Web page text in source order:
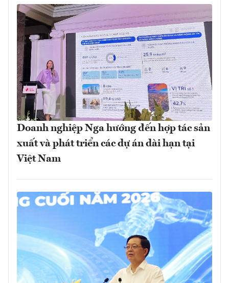
Doanh nghiệp Nga hướng đến hợp tác sản
xuất và phát triển các dự án dài hạn tại
Việt Nam